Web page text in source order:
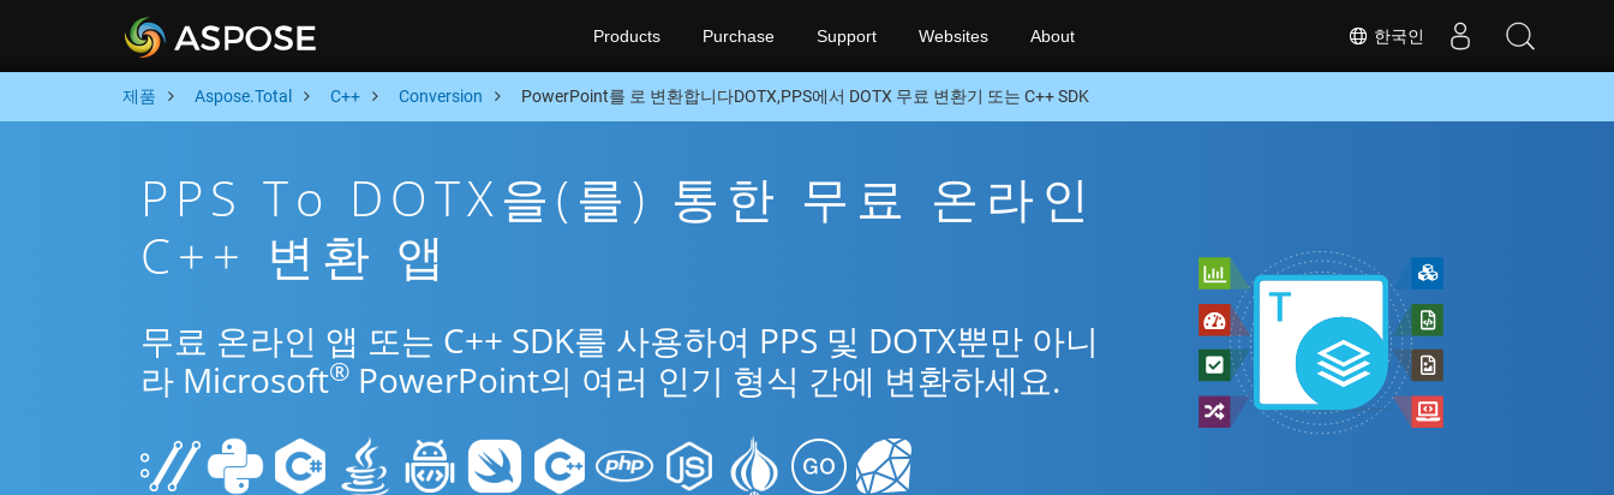
한국인
Products Purchase Support Websites About
제품 Aspose.Total C++ Conversion PowerPoint를 로 변환합니다DOTX,PPS에서 DOTX 무료 변환기 또는 C++ SDK
PPS To DOTX을(를) 통한 무료 온라인
C++ 변환 앱
무료 온라인 앱 또는 C++ SDK를 사용하여 PPS 및 DOTX뿐만 아니
라 Microsoft® PowerPoint의 여러 인기 형식 간에 변환하세요.